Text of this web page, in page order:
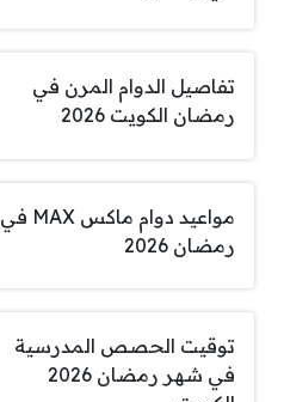
تفاصيل الدوام المرن في
رمضان الكويت 2026
مواعيد دوام ماكس MAX في
رمضان 2026
توقيت الحصص المدرسية
في شهر رمضان 2026